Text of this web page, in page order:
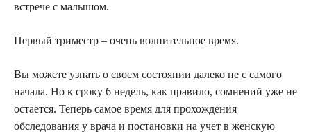
встрече с малышом.
Первый триместр – очень волнительное время.
Вы можете узнать о своем состоянии далеко не с самого
начала. Но к сроку 6 недель, как правило, сомнений уже не
остается. Теперь самое время для прохождения
обследования у врача и постановки на учет в женскую